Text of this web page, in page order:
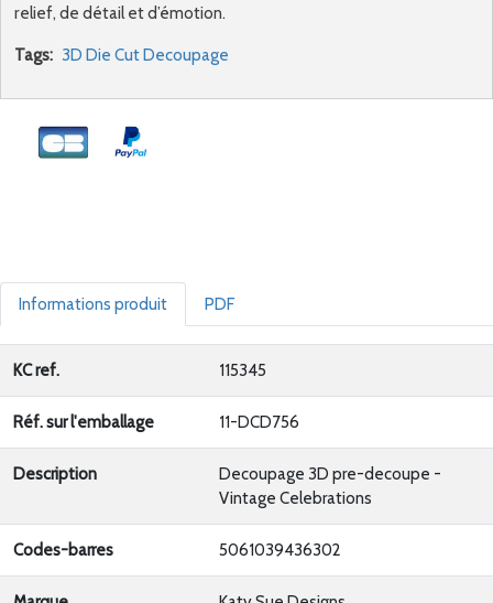
relief, de détail et d’émotion.
Tags: 3D Die Cut Decoupage
Informations produit PDF
KC ref. 115345
Réf. sur l'emballage 11-DCD756
Description
Decoupage 3D pre-decoupe -
Vintage Celebrations
Codes-barres 5061039436302